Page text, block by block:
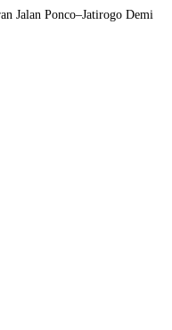
Jalan Ponco–Jatirogo Demi